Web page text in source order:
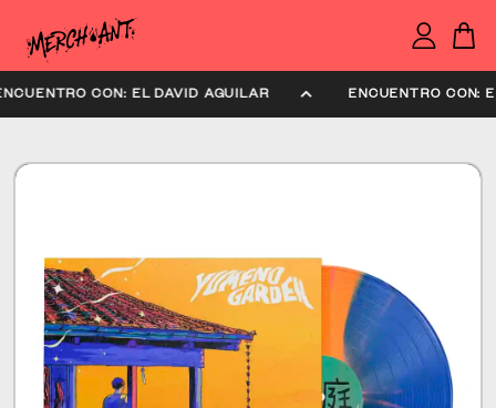
ENCUENTRO CON: EL DAVID AGUILAR ENCUENTRO